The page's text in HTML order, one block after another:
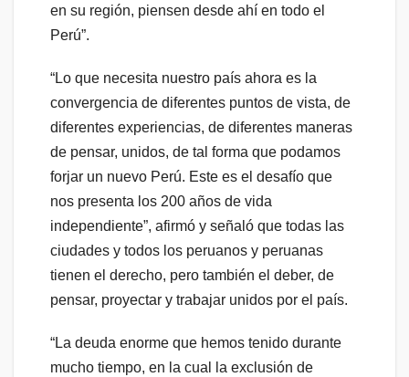
en su región, piensen desde ahí en todo el
Perú”.
“Lo que necesita nuestro país ahora es la
convergencia de diferentes puntos de vista, de
diferentes experiencias, de diferentes maneras
de pensar, unidos, de tal forma que podamos
forjar un nuevo Perú. Este es el desafío que
nos presenta los 200 años de vida
independiente”, afirmó y señaló que todas las
ciudades y todos los peruanos y peruanas
tienen el derecho, pero también el deber, de
pensar, proyectar y trabajar unidos por el país.
“La deuda enorme que hemos tenido durante
mucho tiempo, en la cual la exclusión de